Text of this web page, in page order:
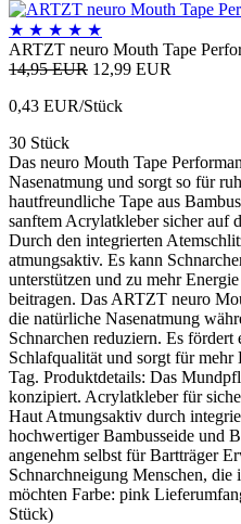
★ ★ ★ ★ ★
ARTZT neuro Mouth Tape
14,95 EUR 12,99 EUR
0,43 EUR/Stück
30 Stück
Das neuro Mouth Tape
Nasenatmung und sorgt so für
hautfreundliche Tape aus
sanftem Acrylatkleber sicher auf
Durch den integrierten
atmungsaktiv. Es kann
unterstützen und zu mehr
beitragen. Das ARTZT neuro
die natürliche Nasenatmung
Schnarchen reduziern. Es fördert
Schlafqualität und sorgt für
Tag. Produktdetails: Das
konzipiert. Acrylatkleber für
Haut Atmungsaktiv durch
hochwertiger Bambusseide und
angenehm selbst für Bartträger
Schnarchneigung Menschen, die
möchten Farbe: pink
Stück)